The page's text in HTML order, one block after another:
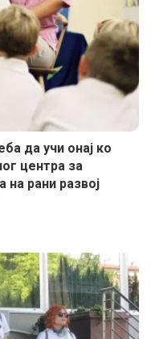
да учи онај ко
центра за
на рани развој